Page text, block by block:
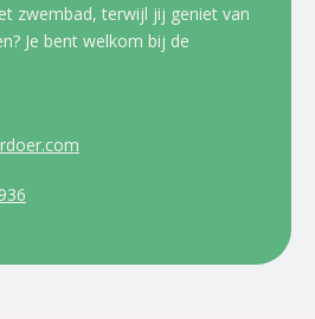
zwembad, terwijl jij geniet van
Je bent welkom bij de